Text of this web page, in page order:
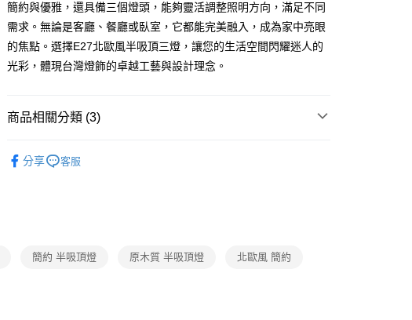
AFTEE先享後付
相關說明
【關於「AFTEE先享後付」】
AFTEE先享後付是「在收到商品之後才付款」的支付方式。 讓您購物簡單
２．便利：只要手機號碼，簡訊認證，即可結帳。
【「AFTEE先享後付」結帳流程】
絡購買商品的店家。未經商家同意取消之訂單仍視為有效，需透過AFTEE
ATM付款
運送方式
新竹貨運宅配
簡約與優雅，還具備三個燈頭，能夠靈活調整照明方向，滿足不同
需求。無論是客廳、餐廳或臥室，它都能完美融入，成為家中亮眼
的焦點。選擇E27北歐風半吸頂三燈，讓您的生活空間閃耀迷人的
光彩，體現台灣燈飾的卓越工藝與設計理念。
商品相關分類 (3)
分享 客服
簡約 半吸頂燈 原木質 半吸頂燈 北歐風 簡約